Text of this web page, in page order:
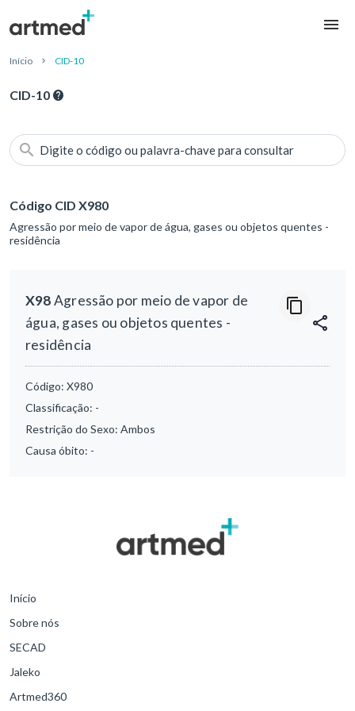
Início CID-10
CID-10
Digite o código ou palavra-chave para consultar
Código CID X980
Agressão por meio de vapor de água, gases ou objetos quentes -
residência
X98Agressão por meio de vapor de
água, gases ou objetos quentes -
residência
Código: X980
Classificação: -
Restrição do Sexo: Ambos
Causa óbito: -
Início
Sobre nós
SECAD
Jaleko
Artmed360